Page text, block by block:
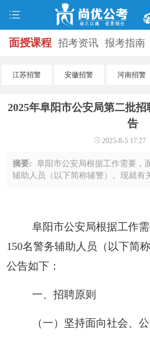
面授课程 招考资讯 报考指南
口 打准考证 成绩查询 面试公
学员风采
江苏招警 安徽招警 河南招警
2025年阜阳市公安局第二批
告
2025-8-5 17:27
摘要:阜阳市公安局根据工作需要，
辅助人员（以下简称辅警）。现就有
阜阳市公安局根据工作
150名警务辅助人员（以下简
公告如下：
一、招聘原则
（一）坚持面向社会、公